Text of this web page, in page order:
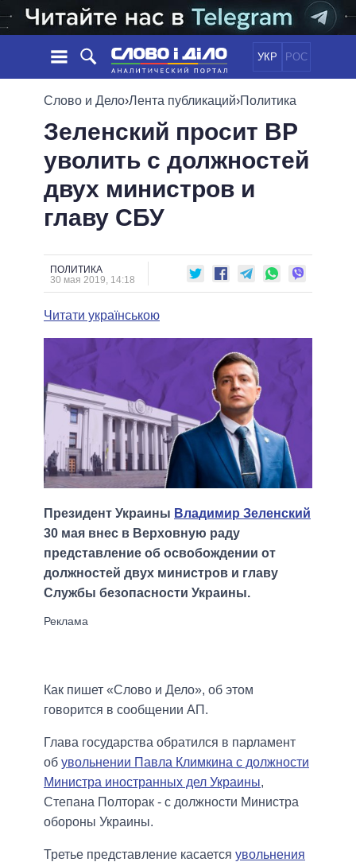
УКР РОС
НОВОСТИ
ЛЕНТА
СОБЫТИЯ
СТАТЬИ
МНЕНИЯ
ОБЗОРЫ
ДАЙДЖЕСТЫ
ПОЛИТИКА
ЭКОНОМИКА
ОБЩЕСТВО
МИР
ОБЕЩАНИЯ
ПОЛИТИКИ
ВСЕ ПОЛИТИКИ
ПРЕЗИДЕНТ И ОФИС
ВЕРХОВНАЯ РАДА
КАБИНЕТ МИНИСТРОВ
МЭРЫ
ВСЕ ПЕРСОНЫ
ИНФОГРАФИКА
ПОДДЕРЖАТЬ
СРАВНЕНИЕ ПОЛИТИКОВ
Слово и Дело›Лента публикаций›Политика
Зеленский просит ВР
уволить с должностей
двух министров и
главу СБУ
ПОЛИТИКА
30 мая 2019, 14:18
Читати українською
Президент Украины Владимир Зеленский
30 мая внес в Верховную раду
представление об освобождении от
должностей двух министров и главу
Службы безопасности Украины.
Как пишет «Слово и Дело», об этом
говорится в сообщении АП.
Глава государства обратился в парламент
об увольнении Павла Климкина с должности
Министра иностранных дел Украины,
Степана Полторак - с должности Министра
обороны Украины.
Третье представление касается увольнения